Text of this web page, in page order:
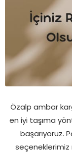
Özalp ambar
en iyi taşıma
başarıyoruz.
seçeneklerimiz